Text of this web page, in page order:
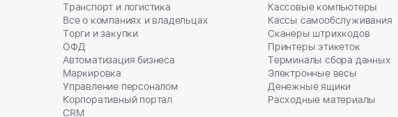
Транспорт и логистика
Все о компаниях и владельцах
Торги и закупки
ОФД
Автоматизация бизнеса
Маркировка
Управление персоналом
Корпоративный портал
CRM
Кассовые компьютеры
Кассы самообслуживания
Сканеры штрихкодов
Принтеры этикеток
Терминалы сбора данных
Электронные весы
Денежные ящики
Расходные материалы